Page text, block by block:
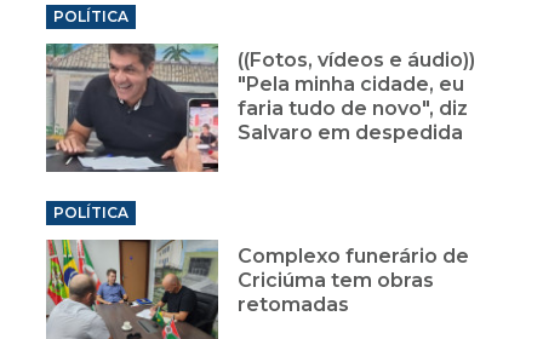
POLÍTICA
((Fotos, vídeos e áudio))
"Pela minha cidade, eu
faria tudo de novo", diz
Salvaro em despedida
POLÍTICA
Complexo funerário de
Criciúma tem obras
retomadas